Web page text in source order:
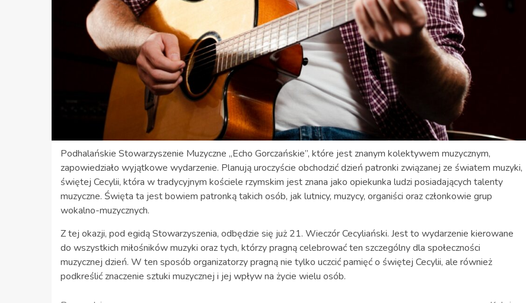
Podhalańskie Stowarzyszenie Muzyczne „Echo Gorczańskie”, które jest znanym kolektywem muzycznym,
zapowiedziało wyjątkowe wydarzenie. Planują uroczyście obchodzić dzień patronki związanej ze światem muzyki,
świętej Cecylii, która w tradycyjnym kościele rzymskim jest znana jako opiekunka ludzi posiadających talenty
muzyczne. Święta ta jest bowiem patronką takich osób, jak lutnicy, muzycy, organiści oraz członkowie grup
wokalno-muzycznych.
Z tej okazji, pod egidą Stowarzyszenia, odbędzie się już 21. Wieczór Cecyliański. Jest to wydarzenie kierowane
do wszystkich miłośników muzyki oraz tych, którzy pragną celebrować ten szczególny dla społeczności
muzycznej dzień. W ten sposób organizatorzy pragną nie tylko uczcić pamięć o świętej Cecylii, ale również
podkreślić znaczenie sztuki muzycznej i jej wpływ na życie wielu osób.